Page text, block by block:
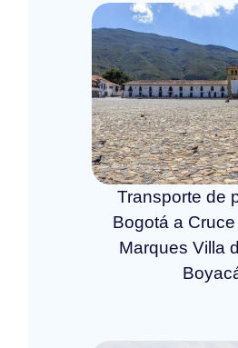
Transporte de
Bogotá a
Marques Villa